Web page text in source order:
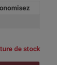
de stock